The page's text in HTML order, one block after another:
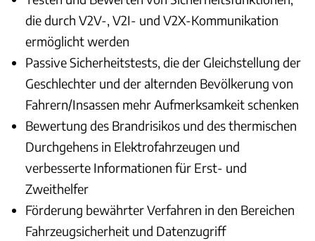
die durch V2V-, V2I- und V2X-Kommunikation
ermöglicht werden
Passive Sicherheitstests, die der Gleichstellung der
Geschlechter und der alternden Bevölkerung von
Fahrern/Insassen mehr Aufmerksamkeit schenken
Bewertung des Brandrisikos und des thermischen
Durchgehens in Elektrofahrzeugen und
verbesserte Informationen für Erst- und
Zweithelfer
Förderung bewährter Verfahren in den Bereichen
Fahrzeugsicherheit und Datenzugriff